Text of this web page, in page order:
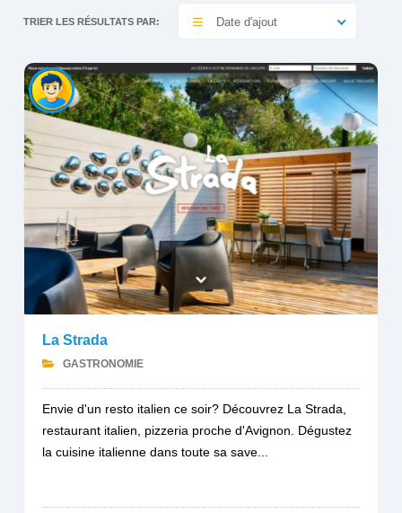
TRIER LES RÉSULTATS PAR: Date d'ajout
La Strada
GASTRONOMIE
Envie d'un resto italien ce soir? Découvrez La Strada,
restaurant italien, pizzeria proche d'Avignon. Dégustez
la cuisine italienne dans toute sa save...